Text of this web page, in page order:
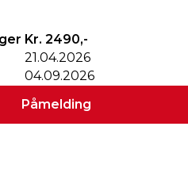
Kr. 2490,-
21.04.2026
04.09.2026
Påmelding